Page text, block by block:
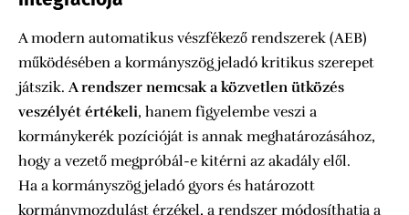
A modern automatikus vészfékező rendszerek (AEB)
működésében a kormányszög jeladó kritikus szerepet
játszik. A rendszer nemcsak a közvetlen ütközés
veszélyét értékeli, hanem figyelembe veszi a
kormánykerék pozícióját is annak meghatározásához,
hogy a vezető megpróbál-e kitérni az akadály elől.
Ha a kormányszög jeladó gyors és határozott
kormánymozdulást érzékel, a rendszer módosíthatja a